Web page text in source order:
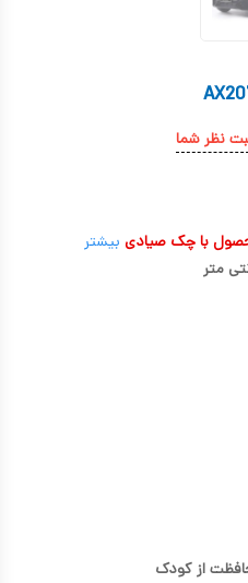
نظر شما
با چک صیادی بیشتر
از کودک